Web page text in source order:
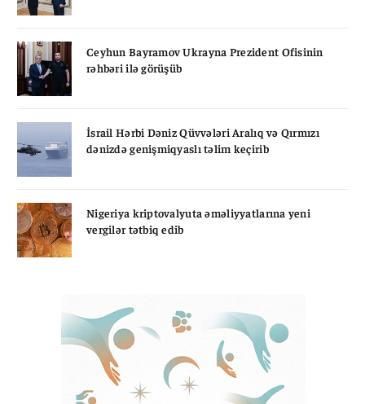
Ceyhun Bayramov Ukrayna Prezident Ofisinin
rəhbəri ilə görüşüb
İsrail Hərbi Dəniz Qüvvələri Aralıq və Qırmızı
dənizdə genişmiqyaslı təlim keçirib
Nigeriya kriptovalyuta əməliyyatlarına yeni
vergilər tətbiq edib